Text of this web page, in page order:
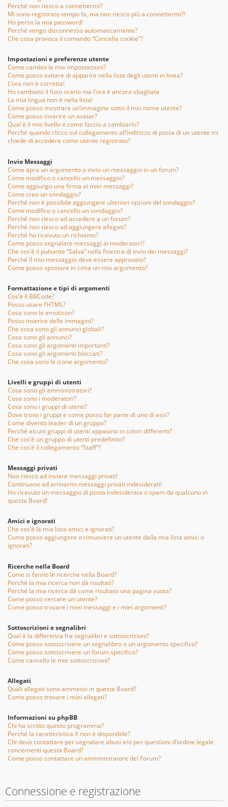
Perché non riesco a connettermi?
Mi sono registrato tempo fa, ma non riesco più a connettermi?!
Ho perso la mia password!
Perché vengo disconnesso automaticamente?
Che cosa provoca il comando “Cancella cookie”?
Impostazioni e preferenze utente
Come cambio le mie impostazioni?
Come posso evitare di apparire nella lista degli utenti in linea?
L’ora non è corretta!
Ho cambiato il fuso orario ma l’ora è ancora sbagliata
La mia lingua non è nella lista!
Come posso mostrare un’immagine sotto il mio nome utente?
Come posso inserire un avatar?
Qual è il mio livello e come faccio a cambiarlo?
Perché quando clicco sul collegamento all’indirizzo di posta di un utente mi
chiede di accedere come utente registrato?
Invio Messaggi
Come apro un argomento o invio un messaggio in un forum?
Come modifico o cancello un messaggio?
Come aggiungo una firma ai miei messaggi?
Come creo un sondaggio?
Perché non è possibile aggiungere ulteriori opzioni del sondaggio?
Come modifico o cancello un sondaggio?
Perché non riesco ad accedere a un forum?
Perché non riesco ad aggiungere allegati?
Perché ho ricevuto un richiamo?
Come posso segnalare messaggi ai moderatori?
Che cos’è il pulsante “Salva” nella finestra di invio dei messaggi?
Perché il mio messaggio deve essere approvato?
Come posso spostare in cima un mio argomento?
Formattazione e tipi di argomenti
Cos’è il BBCode?
Posso usare l’HTML?
Cosa sono le emoticon?
Posso inserire delle immagini?
Che cosa sono gli annunci globali?
Cosa sono gli annunci?
Cosa sono gli argomenti importanti?
Cosa sono gli argomenti bloccati?
Che cosa sono le icone argomento?
Livelli e gruppi di utenti
Cosa sono gli amministratori?
Cosa sono i moderatori?
Cosa sono i gruppi di utenti?
Dove trovo i gruppi e come posso far parte di uno di essi?
Come divento leader di un gruppo?
Perché alcuni gruppi di utenti appaiono in colori differenti?
Che cos’è un gruppo di utenti predefinito?
Che cos’è il collegamento “Staff”?
Messaggi privati
Non riesco ad inviare messaggi privati!
Continuano ad arrivarmi messaggi privati indesiderati!
Ho ricevuto un messaggio di posta indesiderata o spam da qualcuno in
questa Board!
Amici e ignorati
Che cos’è la mia lista amici e ignorati?
Come posso aggiungere o rimuovere un utente dalla mia lista amici o
ignorati?
Ricerche nella Board
Come si fanno le ricerche nella Board?
Perché la mia ricerca non dà risultati?
Perché la mia ricerca dà come risultato una pagina vuota?
Come posso cercare un utente?
Come posso trovare i miei messaggi e i miei argomenti?
Sottoscrizioni e segnalibri
Qual è la differenza fra segnalibri e sottoscrizioni?
Come posso sottoscrivere un segnalibro o un argomento specifico?
Come posso sottoscrivere un forum specifico?
Come cancello le mie sottoscrizioni?
Allegati
Quali allegati sono ammessi in questa Board?
Come posso trovare i miei allegati?
Informazioni su phpBB
Chi ha scritto questo programma?
Perché la caratteristica X non è disponibile?
Chi devo contattare per segnalare abusi e/o per questioni d’ordine legale
concernenti questa Board?
Come posso contattare un amministratore del Forum?
Connessione e registrazione